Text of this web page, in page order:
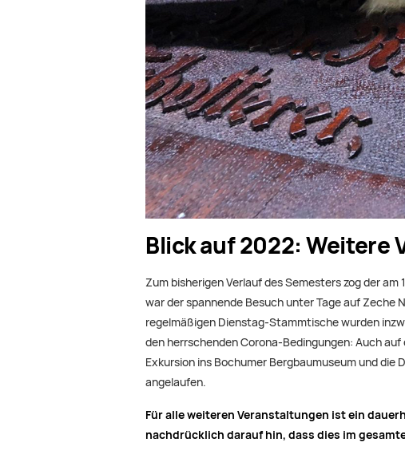
Blick auf 2022: Weitere
Zum bisherigen Verlauf des Semesters zog der
war der spannende Besuch unter Tage auf
regelmäßigen Dienstag-Stammtische wurden
den herrschenden Corona-Bedingungen: Auch
Exkursion ins Bochumer Bergbaumuseum und
angelaufen.
Für alle weiteren Veranstaltungen ist ein
nachdrücklich darauf hin, dass dies im